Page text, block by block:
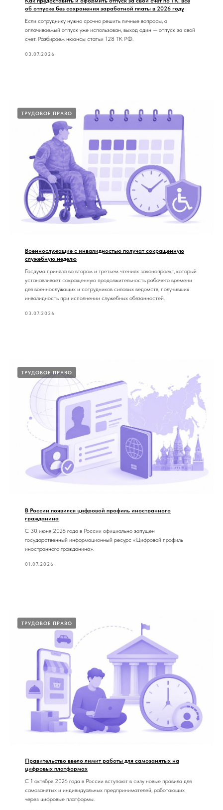
об отпуске без сохранения заработной платы в 2026 году
Если сотруднику нужно срочно решить личные вопросы, а
оплачиваемый отпуск уже использован, выход один — отпуск за свой
счет. Разбираем нюансы статьи 128 ТК РФ.
03.07.2026
ТРУДОВОЕ ПРАВО
Военнослужащие с инвалидностью получат сокращенную
служебную неделю
Госдума приняла во втором и третьем чтениях законопроект, который
устанавливает сокращенную продолжительность рабочего времени
для военнослужащих и сотрудников силовых ведомств, получивших
инвалидность при исполнении служебных обязанностей.
03.07.2026
ТРУДОВОЕ ПРАВО
В России появился цифровой профиль иностранного
гражданина
С 30 июня 2026 года в России официально запущен
государственный информационный ресурс «Цифровой профиль
иностранного гражданина».
01.07.2026
ТРУДОВОЕ ПРАВО
Правительство ввело лимит работы для самозанятых на
цифровых платформах
С 1 октября 2026 года в России вступают в силу новые правила для
самозанятых и индивидуальных предпринимателей, работающих
через цифровые платформы.